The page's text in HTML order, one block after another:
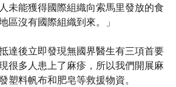
未能獲得國際組織向索馬里發放的食
區沒有國際組織到來。」
達後立即發現無國界醫生有三項首要
很多人患上了麻疹，所以我們開展麻
塑料帆布和肥皂等救援物資。